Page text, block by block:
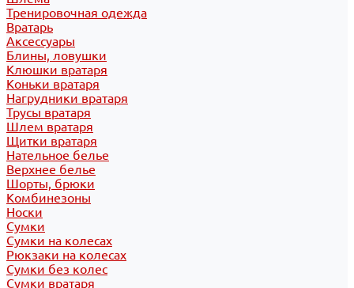
Тренировочная одежда
Вратарь
Аксессуары
Блины, ловушки
Клюшки вратаря
Коньки вратаря
Нагрудники вратаря
Трусы вратаря
Шлем вратаря
Щитки вратаря
Нательное белье
Верхнее белье
Шорты, брюки
Комбинезоны
Носки
Сумки
Сумки на колесах
Рюкзаки на колесах
Сумки без колес
Сумки вратаря